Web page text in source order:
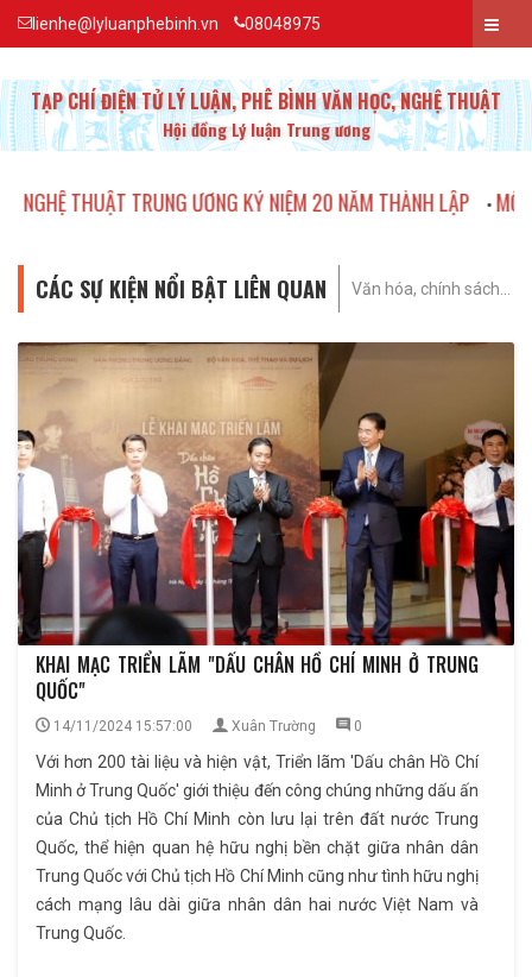
TẠP CHÍ ĐIỆN TỬ LÝ LUẬN, PHÊ BÌNH VĂN HỌC, NGHỆ THUẬT
Hội đồng Lý luận Trung ương
lienhe@lyluanphebinh.vn 08048975
ƯƠNG KỶ NIỆM 20 NĂM THÀNH LẬP • MỘT SỐ HÌNH ẢNH VỀ LỄ
CÁC SỰ KIỆN NỔI BẬT LIÊN QUAN Văn hóa, chính sách...
KHAI MẠC TRIỂN LÃM "DẤU CHÂN HỒ CHÍ MINH Ở TRUNG
QUỐC"
14/11/2024 15:57:00 Xuân Trường 0
Với hơn 200 tài liệu và hiện vật, Triển lãm 'Dấu chân Hồ Chí
Minh ở Trung Quốc' giới thiệu đến công chúng những dấu ấn
của Chủ tịch Hồ Chí Minh còn lưu lại trên đất nước Trung
Quốc, thể hiện quan hệ hữu nghị bền chặt giữa nhân dân
Trung Quốc với Chủ tịch Hồ Chí Minh cũng như tình hữu nghị
cách mạng lâu dài giữa nhân dân hai nước Việt Nam và
Trung Quốc.